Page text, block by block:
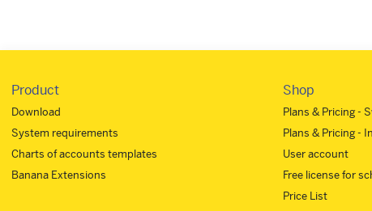
Product
Download
System requirements
Charts of accounts templates
Banana Extensions
Shop
Plans & Pricing -
Plans & Pricing -
User account
Free license for
Price List